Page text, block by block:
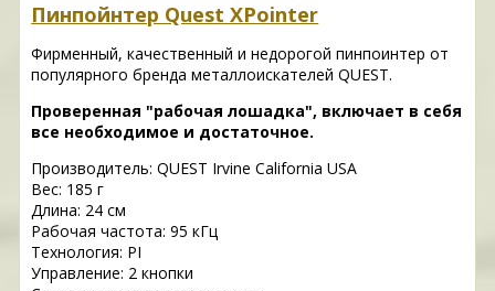
Пинпойнтер Quest XPointer
Фирменный, качественный и недорогой пинпоинтер от
популярного бренда металлоискателей QUEST.
Проверенная "рабочая лошадка", включает в себя
все необходимое и достаточное.
Производитель: QUEST Irvine California USA
Вес: 185 г
Длина: 24 см
Рабочая частота: 95 кГц
Технология: PI
Управление: 2 кнопки